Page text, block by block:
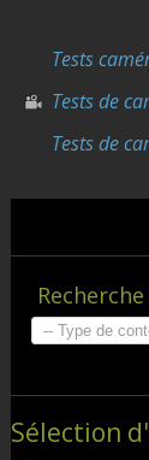
Tests
Tests de
Tests de
Recherche
Sélection